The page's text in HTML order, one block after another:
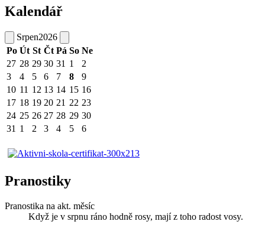
Kalendář
Srpen2026
Po Út St Čt Pá So Ne
27 28 29 30 31 1
2
3
4 5 6 7 8
9
10 11 12 13 14 15 16
17 18 19 20 21 22 23
24 25 26 27 28 29 30
31 1 2 3 4 5 6
Pranostiky
Pranostika na akt. měsíc
Když je v srpnu ráno hodně rosy, mají z toho radost vosy.